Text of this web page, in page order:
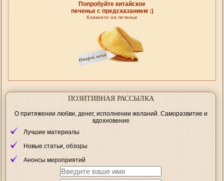
Попробуйте китайское
печенье с предсказанием :)
Кликните на печенье
ПОЗИТИВНАЯ РАССЫЛКА
О притяжении любви, денег, исполнении желаний. Саморазвитие и
вдохновение
Лучшие материалы
Новые статьи, обзоры
Анонсы мероприятий